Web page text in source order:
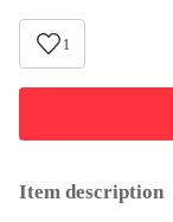
1
Item description